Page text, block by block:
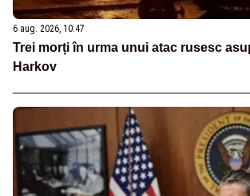
6 aug. 2026, 10:47
Trei morți în urma unui atac rusesc
Harkov